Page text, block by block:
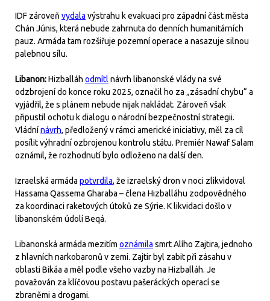
IDF zároveň vydala výstrahu k evakuaci pro západní část města
Chán Júnis, která nebude zahrnuta do denních humanitárních
pauz. Armáda tam rozšiřuje pozemní operace a nasazuje silnou
palebnou sílu.
Libanon:Hizballáh odmítl návrh libanonské vlády na své
odzbrojení do konce roku 2025, označil ho za „zásadní chybu“ a
vyjádřil, že s plánem nebude nijak nakládat. Zároveň však
připustil ochotu k dialogu o národní bezpečnostní strategii.
Vládnínávrh, předložený v rámci americké iniciativy, měl za cíl
posílit výhradní ozbrojenou kontrolu státu. Premiér Nawaf Salam
oznámil, že rozhodnutí bylo odloženo na další den.
Izraelská armáda potvrdila, že izraelský dron v noci zlikvidoval
Hassama Qassema Gharaba – člena Hizballáhu zodpovědného
za koordinaci raketových útoků ze Sýrie. K likvidaci došlo v
libanonském údolí Beqá.
Libanonská armáda mezitím oznámila smrt Alího Zajtira, jednoho
z hlavních narkobaronů v zemi. Zajtir byl zabit při zásahu v
oblasti Bikáa a měl podle všeho vazby na Hizballáh. Je
považován za klíčovou postavu pašeráckých operací se
zbraněmi a drogami.